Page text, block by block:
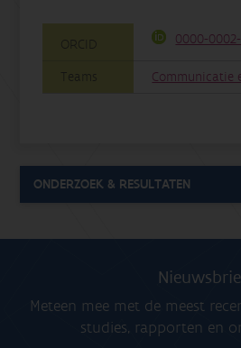
ORCID 0000-0002-
Teams Communicatie
ONDERZOEK & RESULTATEN
Meteen mee met de meest
studies, rapporten en